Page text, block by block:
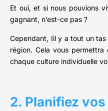
Et oui, et si nous pouvions
gagnant, n’est-ce pas ?
Cependant, Iil y a tout un
région. Cela vous
chaque culture individuelle
2. Planifiez